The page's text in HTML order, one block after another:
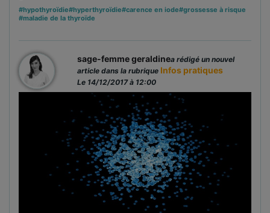
#hypothyroïdie#hyperthyroïdie#carence en iode#grossesse à risque
#maladie de la thyroïde
sage-femme geraldinea rédigé un nouvel
article dans la rubrique Infos pratiques
Le 14/12/2017 à 12:00